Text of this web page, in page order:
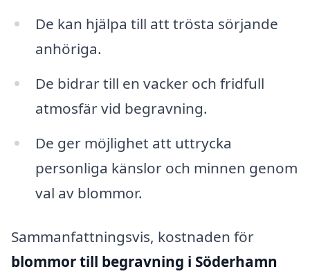
De kan hjälpa till att trösta sörjande
anhöriga.
De bidrar till en vacker och fridfull
atmosfär vid begravning.
De ger möjlighet att uttrycka
personliga känslor och minnen genom
val av blommor.
Sammanfattningsvis, kostnaden för
blommor till begravning i Söderhamn